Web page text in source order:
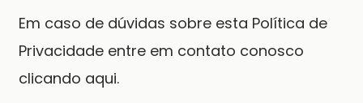
Em caso de dúvidas sobre esta Política de
Privacidade entre em contato conosco
clicando aqui.